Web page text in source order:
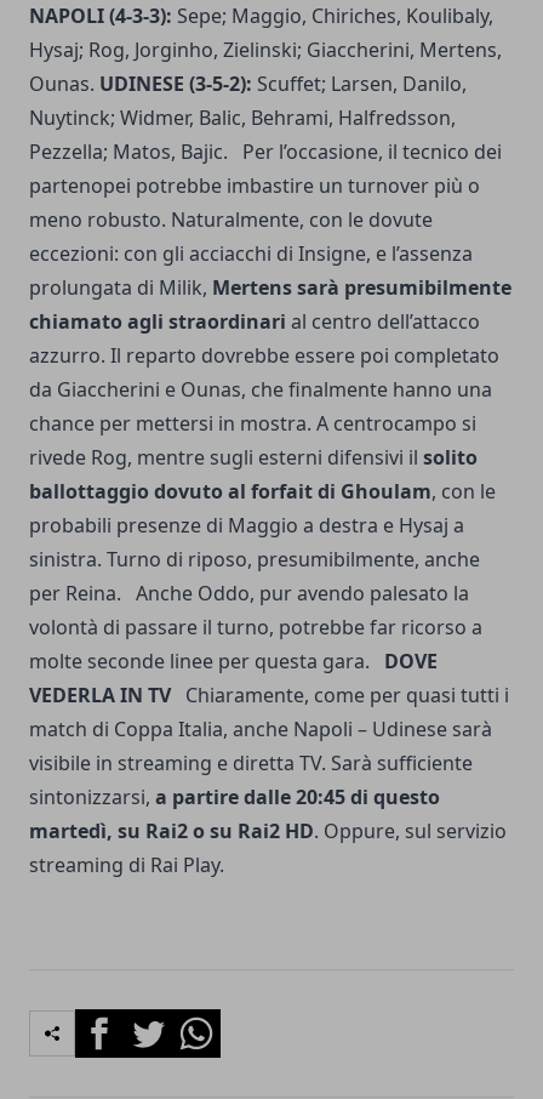
NAPOLI (4-3-3): Sepe; Maggio, Chiriches, Koulibaly,
Hysaj; Rog, Jorginho, Zielinski; Giaccherini, Mertens,
Ounas. UDINESE (3-5-2): Scuffet; Larsen, Danilo,
Nuytinck; Widmer, Balic, Behrami, Halfredsson,
Pezzella; Matos, Bajic. Per l’occasione, il tecnico dei
partenopei potrebbe imbastire un turnover più o
meno robusto. Naturalmente, con le dovute
eccezioni: con gli acciacchi di Insigne, e l’assenza
prolungata di Milik, Mertens sarà presumibilmente
chiamato agli straordinari al centro dell’attacco
azzurro. Il reparto dovrebbe essere poi completato
da Giaccherini e Ounas, che finalmente hanno una
chance per mettersi in mostra. A centrocampo si
rivede Rog, mentre sugli esterni difensivi il solito
ballottaggio dovuto al forfait di Ghoulam, con le
probabili presenze di Maggio a destra e Hysaj a
sinistra. Turno di riposo, presumibilmente, anche
per Reina. Anche Oddo, pur avendo palesato la
volontà di passare il turno, potrebbe far ricorso a
molte seconde linee per questa gara. DOVE
VEDERLA IN TVChiaramente, come per quasi tutti i
match di Coppa Italia, anche Napoli – Udinese sarà
visibile in streaming e diretta TV. Sarà sufficiente
sintonizzarsi, a partire dalle 20:45 di questo
martedì, su Rai2 o su Rai2 HD. Oppure, sul servizio
streaming di Rai Play.
FacebookTwitterWhatsapp